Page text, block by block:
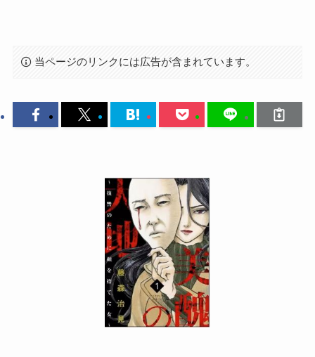
当ページのリンクには広告が含まれています。